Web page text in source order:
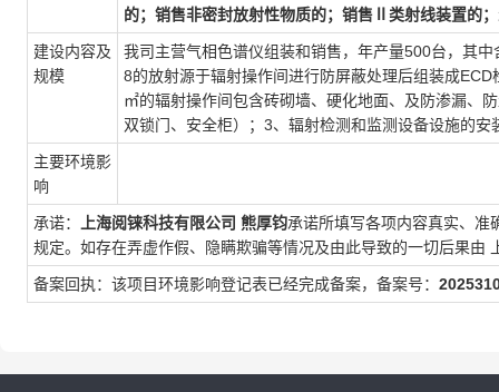
的；销售非密封放射性物质的；销售Ⅱ类射线装置的
建设内容及
规模
我司主营气相色谱仪组装和销售，年产量500台，其
8的放射源于辐射操作间进行防屏蔽处理后组装成
㎡的辐射操作间包含砖砌墙、硬化地面、及防渗漏、
双锁门、安全柜）；3、辐射检测和监测设备设施的
主要环境影
响
承诺： 上海阅铼科技有限公司 熊厚钧承诺所填写各项内容真实、准
规定。如存在弄虚作假、隐瞒欺骗等情况及由此导致的一切后果由
备案回执：该项目环境影响登记表已经完成备案，备案号：